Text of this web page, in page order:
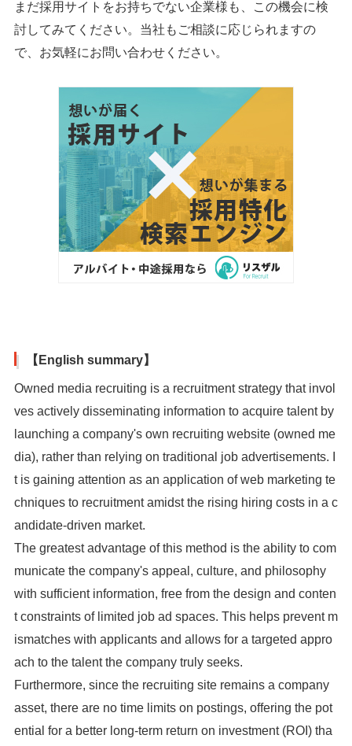
まだ採用サイトをお持ちでない企業様も、この機会に検
討してみてください。当社もご相談に応じられますの
で、お気軽にお問い合わせください。
【English summary】
Owned media recruiting is a recruitment strategy that invol
ves actively disseminating information to acquire talent by
launching a company's own recruiting website (owned me
dia), rather than relying on traditional job advertisements. I
t is gaining attention as an application of web marketing te
chniques to recruitment amidst the rising hiring costs in a c
andidate-driven market.
The greatest advantage of this method is the ability to com
municate the company's appeal, culture, and philosophy
with sufficient information, free from the design and conten
t constraints of limited job ad spaces. This helps prevent m
ismatches with applicants and allows for a targeted appro
ach to the talent the company truly seeks.
Furthermore, since the recruiting site remains a company
asset, there are no time limits on postings, offering the pot
ential for a better long-term return on investment (ROI) tha